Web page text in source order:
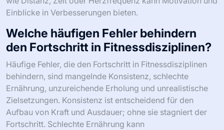
Einblicke in Verbesserungen bieten.
Welche häufigen Fehler behindern
den Fortschritt in Fitnessdisziplinen?
Häufige Fehler, die den Fortschritt in Fitnessdisziplinen
behindern, sind mangelnde Konsistenz, schlechte
Ernährung, unzureichende Erholung und unrealistische
Zielsetzungen. Konsistenz ist entscheidend für den
Aufbau von Kraft und Ausdauer; ohne sie stagniert der
Fortschritt. Schlechte Ernährung kann